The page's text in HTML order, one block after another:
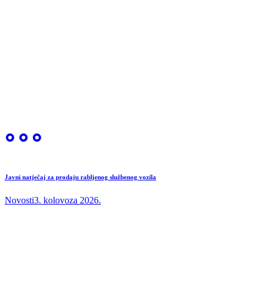
Javni natječaj za prodaju rabljenog službenog vozila
Novosti3. kolovoza 2026.